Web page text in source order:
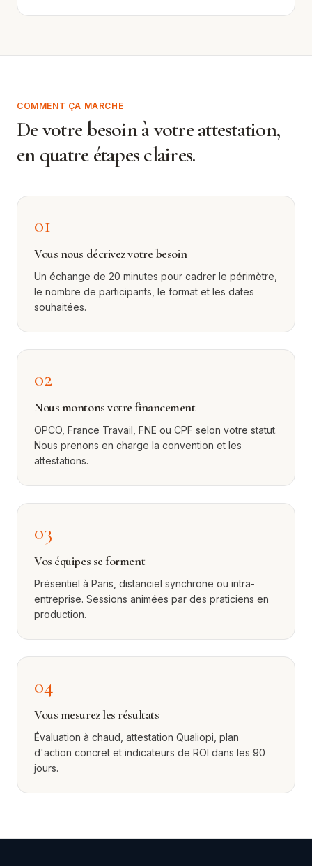
COMMENT ÇA MARCHE
De votre besoin à votre attestation,
en quatre étapes claires.
01
Vous nous décrivez votre besoin
Un échange de 20 minutes pour cadrer le périmètre,
le nombre de participants, le format et les dates
souhaitées.
02
Nous montons votre financement
OPCO, France Travail, FNE ou CPF selon votre statut.
Nous prenons en charge la convention et les
attestations.
03
Vos équipes se forment
Présentiel à Paris, distanciel synchrone ou intra-
entreprise. Sessions animées par des praticiens en
production.
04
Vous mesurez les résultats
Évaluation à chaud, attestation Qualiopi, plan
d'action concret et indicateurs de ROI dans les 90
jours.